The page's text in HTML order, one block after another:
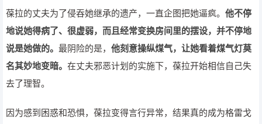
葆拉的丈夫为了侵吞她继承的遗产，一直企图把她逼疯。 他不停
地说她得病了、很虚弱，而且经常变换房间里的摆设，并不停地
说是她做的。 最阴险的是， 他刻意操纵煤气，让她看着煤气灯莫
名其妙地变暗。 在丈夫邪恶计划的实施下，葆拉开始相信自己失
去了理智。
因为感到困惑和恐惧，葆拉变得言行异常，结果真的成为格雷戈